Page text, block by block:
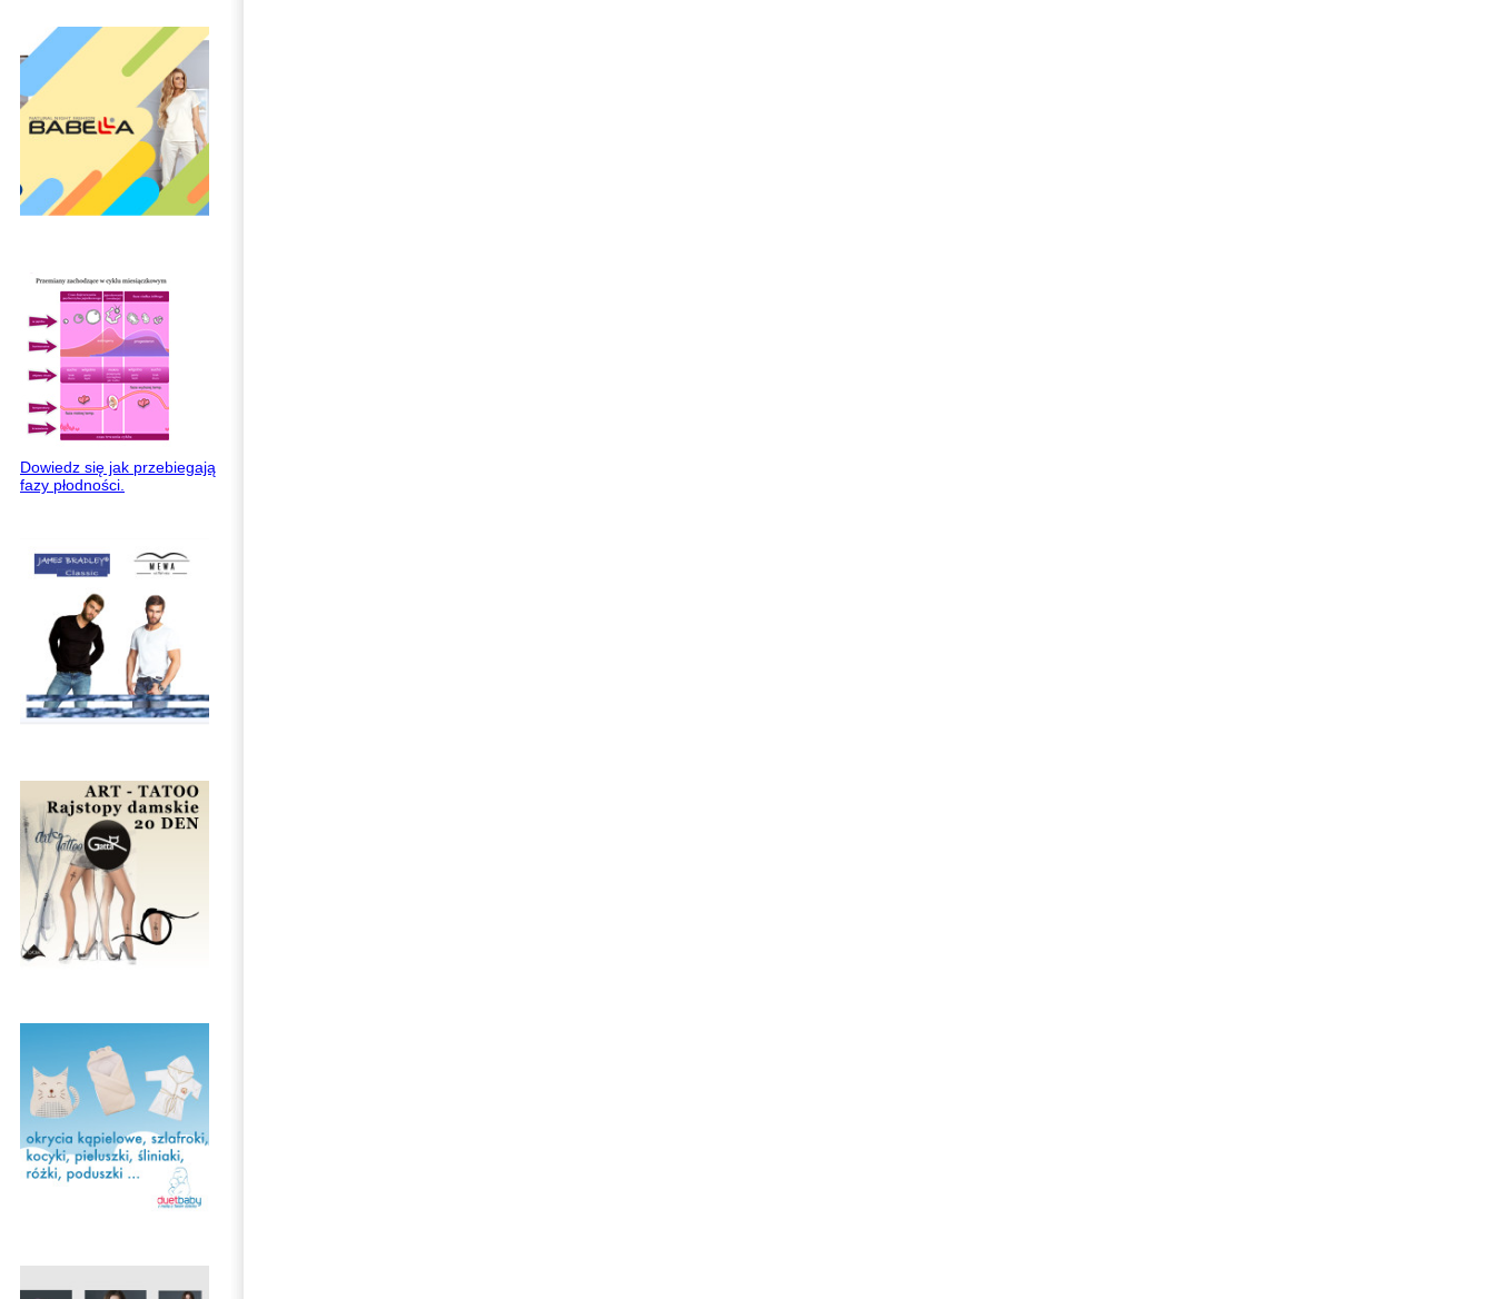
Dowiedz się jak przebiegają
fazy płodności.